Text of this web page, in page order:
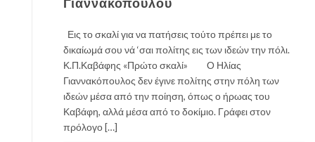
Εις το σκαλί για να πατήσεις τούτο πρέπει με το
δικαίωμά σου νά ‘σαι πολίτης εις των ιδεών την πόλι.
Κ.Π.Καβάφης «Πρώτο σκαλί» Ο Ηλίας
Γιαννακόπουλος δεν έγινε πολίτης στην πόλη των
ιδεών μέσα από την ποίηση, όπως ο ήρωας του
Καβάφη, αλλά μέσα από το δοκίμιο. Γράφει στον
πρόλογο […]